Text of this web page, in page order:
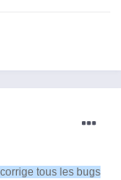
tous les bugs